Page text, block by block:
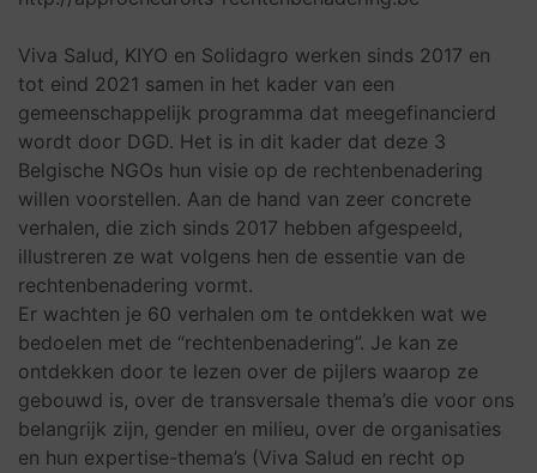
Viva Salud, KIYO en Solidagro werken sinds 2017 en
tot eind 2021 samen in het kader van een
gemeenschappelijk programma dat meegefinancierd
wordt door DGD. Het is in dit kader dat deze 3
Belgische NGOs hun visie op de rechtenbenadering
willen voorstellen. Aan de hand van zeer concrete
verhalen, die zich sinds 2017 hebben afgespeeld,
illustreren ze wat volgens hen de essentie van de
rechtenbenadering vormt.
Er wachten je 60 verhalen om te ontdekken wat we
bedoelen met de “rechtenbenadering”. Je kan ze
ontdekken door te lezen over de pijlers waarop ze
gebouwd is, over de transversale thema’s die voor ons
belangrijk zijn, gender en milieu, over de organisaties
en hun expertise-thema’s (Viva Salud en recht op